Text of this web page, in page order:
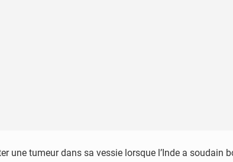
une tumeur dans sa vessie lorsque l’Inde a